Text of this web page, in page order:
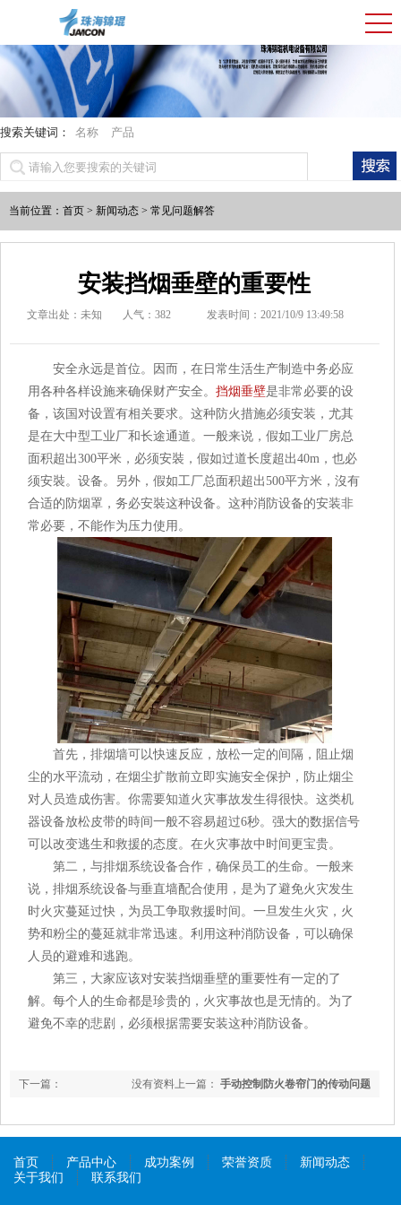
搜索关键词： 名称 产品
当前位置： 首页 > 新闻动态 > 常见问题解答
安装挡烟垂壁的重要性
文章出处：未知 人气：382 发表时间：2021/10/9 13:49:58
安全永远是首位。因而，在日常生活生产制造中务必应
用各种各样设施来确保财产安全。 挡烟垂壁是非常必要的设
备，该国对设置有相关要求。这种防火措施必须安装，尤其
是在大中型工业厂和长途通道。一般来说，假如工业厂房总
面积超出300平米，必须安裝，假如过道长度超出40m，也必
须安裝。设备。另外，假如工厂总面积超出500平方米，沒有
合适的防烟罩，务必安裝这种设备。这种消防设备的安装非
常必要，不能作为压力使用。
首先，排烟墙可以快速反应，放松一定的间隔，阻止烟
尘的水平流动，在烟尘扩散前立即实施安全保护，防止烟尘
对人员造成伤害。你需要知道火灾事故发生得很快。这类机
器设备放松皮带的時间一般不容易超过6秒。强大的数据信号
可以改变逃生和救援的态度。在火灾事故中时间更宝贵。
第二，与排烟系统设备合作，确保员工的生命。一般来
说，排烟系统设备与垂直墙配合使用，是为了避免火灾发生
时火灾蔓延过快，为员工争取救援时间。一旦发生火灾，火
势和粉尘的蔓延就非常迅速。利用这种消防设备，可以确保
人员的避难和逃跑。
第三，大家应该对安装挡烟垂壁的重要性有一定的了
解。每个人的生命都是珍贵的，火灾事故也是无情的。为了
避免不幸的悲剧，必须根据需要安装这种消防设备。
上一篇： 手动控制防火卷帘门的传动问题
下一篇： 没有资料
首页 产品中心 成功案例 荣誉资质
新闻动态
关于我们
联系我们